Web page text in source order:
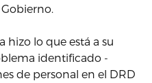
hizo lo que está a su
identificado -
de personal en el DRD